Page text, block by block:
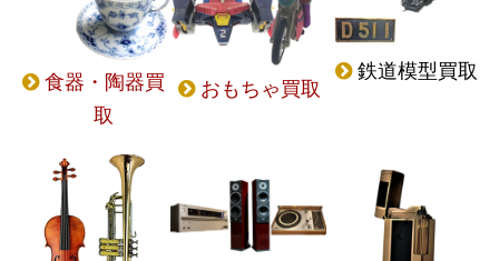
食器・陶器買
取
おもちゃ買取
鉄道模型買取